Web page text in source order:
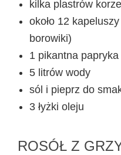
kilka plastrów
około 12
borowiki)
1 pikantna papryka
5 litrów wody
sól i pieprz do
3 łyżki oleju
ROSÓŁ Z